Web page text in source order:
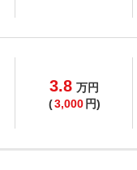
3.8 万円
(3,000 円)